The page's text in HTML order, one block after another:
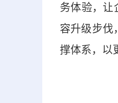
务体验，让
容升级步伐
撑体系，以